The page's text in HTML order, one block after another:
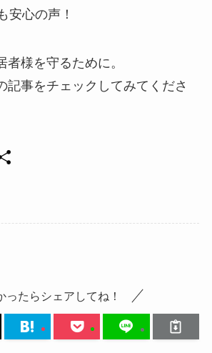
安心の声！
者様を守るために。
記事をチェックしてみてくださ
ったらシェアしてね！